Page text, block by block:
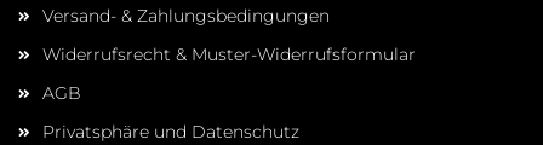
Versand- & Zahlungsbedingungen
Widerrufsrecht & Muster-Widerrufsformular
AGB
Privatsphäre und Datenschutz